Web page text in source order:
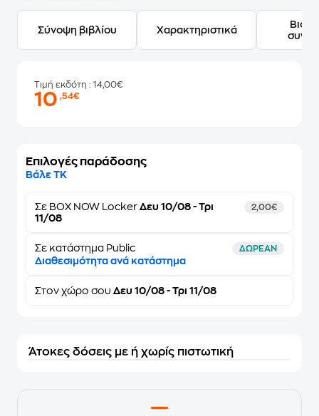
Σύνοψη βιβλίου Χαρακτηριστικά
Τιμή εκδότη : 14,00€
10,54€
Επιλογές παράδοσης
Βάλε ΤΚ
Σε BOX NOW Locker Δευ 10/08 - Τρι
11/08
2,00€
Σε κατάστημα Public ΔΩΡΕΑΝ
Διαθεσιμότητα ανά κατάστημα
Στον χώρο σου Δευ 10/08 - Τρι 11/08
Άτοκες δόσεις με ή χωρίς πιστωτική